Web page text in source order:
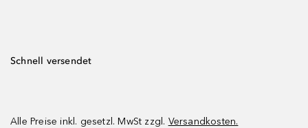
Schnell versendet
Alle Preise inkl. gesetzl. MwSt zzgl. Versandkosten.